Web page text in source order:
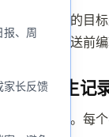
产品的目
在发送前编
学生记
可以。每
报、周
家长反馈